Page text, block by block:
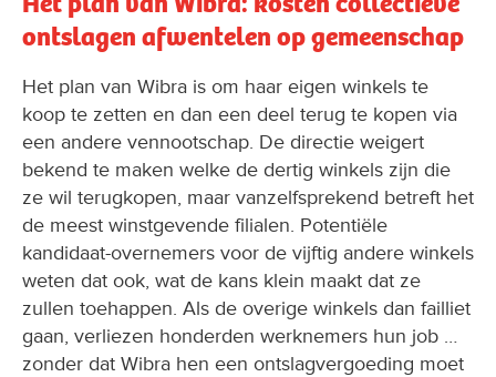
ontslagen afwentelen op gemeenschap
Het plan van Wibra is om haar eigen winkels te
koop te zetten en dan een deel terug te kopen via
een andere vennootschap. De directie weigert
bekend te maken welke de dertig winkels zijn die
ze wil terugkopen, maar vanzelfsprekend betreft het
de meest winstgevende filialen. Potentiële
kandidaat-overnemers voor de vijftig andere winkels
weten dat ook, wat de kans klein maakt dat ze
zullen toehappen. Als de overige winkels dan failliet
gaan, verliezen honderden werknemers hun job …
zonder dat Wibra hen een ontslagvergoeding moet